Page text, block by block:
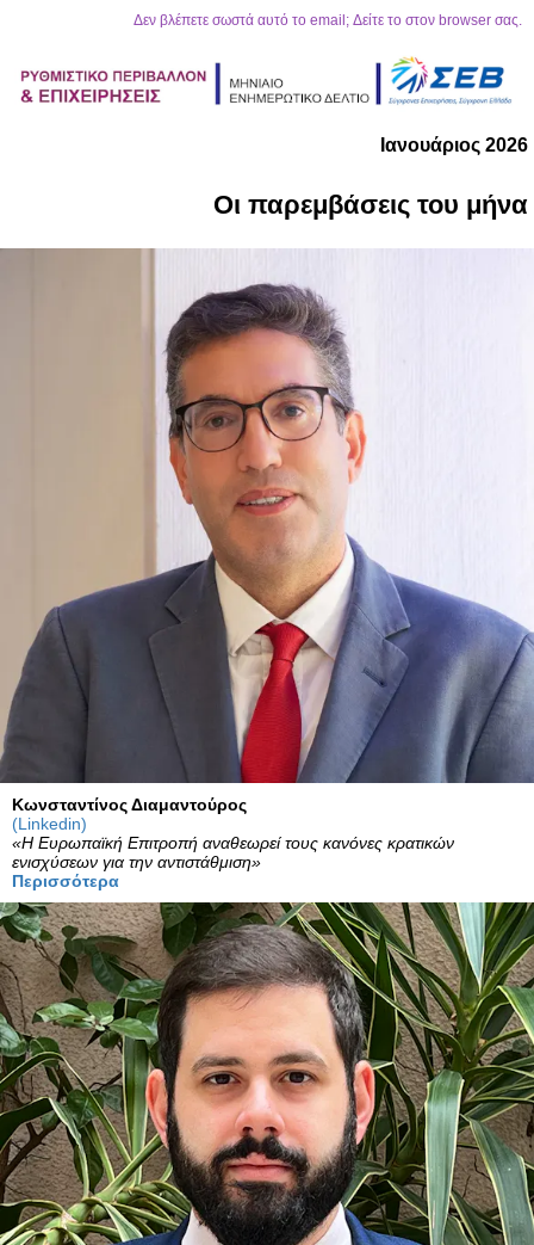
Δεν βλέπετε σωστά αυτό το email; Δείτε το στον browser σας.
Ιανουάριος 2026
Οι παρεμβάσεις του μήνα
Κωνσταντίνος Διαμαντούρος
(Linkedin)
«Η Ευρωπαϊκή Επιτροπή αναθεωρεί τους κανόνες κρατικών
ενισχύσεων για την αντιστάθμιση»
Περισσότερα